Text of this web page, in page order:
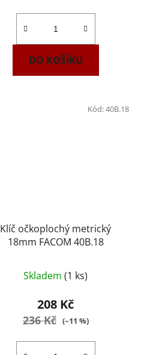
DO KOŠÍKU
Klíč očkoplochý metrický
18mm FACOM 40B.18
Skladem(1 ks)
208 Kč
236 Kč (–11 %)
Kód:40B.18